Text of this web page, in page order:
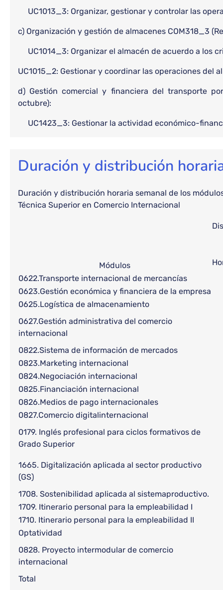
UC1013_3: Organizar, gestionar y controlar las
c) Organización y gestión de almacenes COM318_3
UC1014_3: Organizar el almacén de acuerdo a los
UC1015_2: Gestionar y coordinar las operaciones del
d) Gestión comercial y financiera del transporte
octubre):
UC1423_3: Gestionar la actividad económico-
Duración y distribución
Duración y distribución horaria semanal de los
Técnica Superior en Comercio Internacional
Módulos
0622.Transporte internacional de mercancías
0623.Gestión económica y financiera de la empresa
0625.Logística de almacenamiento
0627.Gestión administrativa del comercio
internacional
0822.Sistema de información de mercados
0823.Marketing internacional
0824.Negociación internacional
0825.Financiación internacional
0826.Medios de pago internacionales
0827.Comercio digitalinternacional
0179. Inglés profesional para ciclos formativos de
Grado Superior
1665. Digitalización aplicada al sector productivo
(GS)
1708. Sostenibilidad aplicada al sistemaproductivo.
1709. Itinerario personal para la empleabilidad I
1710. Itinerario personal para la empleabilidad II
Optatividad
0828. Proyecto intermodular de comercio
internacional
Total